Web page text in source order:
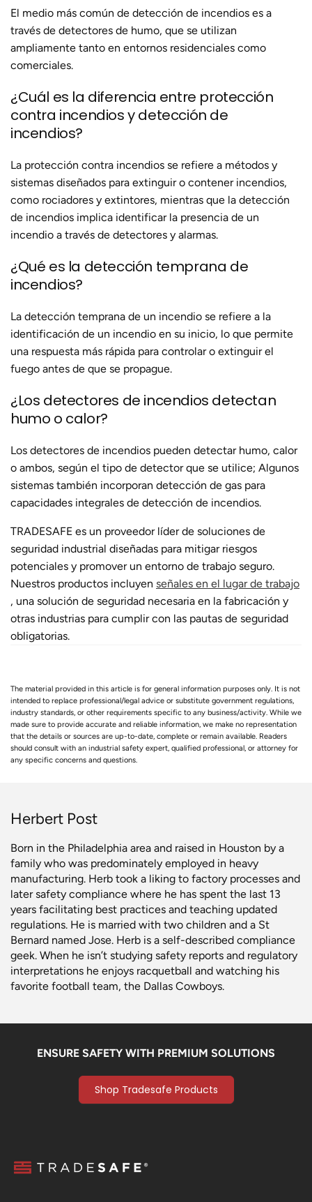
El medio más común de detección de incendios es a
través de detectores de humo, que se utilizan
ampliamente tanto en entornos residenciales como
comerciales.
¿Cuál es la diferencia entre protección
contra incendios y detección de
incendios?
La protección contra incendios se refiere a métodos y
sistemas diseñados para extinguir o contener incendios,
como rociadores y extintores, mientras que la detección
de incendios implica identificar la presencia de un
incendio a través de detectores y alarmas.
¿Qué es la detección temprana de
incendios?
La detección temprana de un incendio se refiere a la
identificación de un incendio en su inicio, lo que permite
una respuesta más rápida para controlar o extinguir el
fuego antes de que se propague.
¿Los detectores de incendios detectan
humo o calor?
Los detectores de incendios pueden detectar humo, calor
o ambos, según el tipo de detector que se utilice; Algunos
sistemas también incorporan detección de gas para
capacidades integrales de detección de incendios.
TRADESAFE es un proveedor líder de soluciones de
seguridad industrial diseñadas para mitigar riesgos
potenciales y promover un entorno de trabajo seguro.
Nuestros productos incluyen señales en el lugar de trabajo
, una solución de seguridad necesaria en la fabricación y
otras industrias para cumplir con las pautas de seguridad
obligatorias.
The material provided in this article is for general information purposes only. It is not
intended to replace professional/legal advice or substitute government regulations,
industry standards, or other requirements specific to any business/activity. While we
made sure to provide accurate and reliable information, we make no representation
that the details or sources are up-to-date, complete or remain available. Readers
should consult with an industrial safety expert, qualified professional, or attorney for
any specific concerns and questions.
Herbert Post
Born in the Philadelphia area and raised in Houston by a
family who was predominately employed in heavy
manufacturing. Herb took a liking to factory processes and
later safety compliance where he has spent the last 13
years facilitating best practices and teaching updated
regulations. He is married with two children and a St
Bernard named Jose. Herb is a self-described compliance
geek. When he isn’t studying safety reports and regulatory
interpretations he enjoys racquetball and watching his
favorite football team, the Dallas Cowboys.
ENSURE SAFETY WITH PREMIUM SOLUTIONS
Shop Tradesafe Products